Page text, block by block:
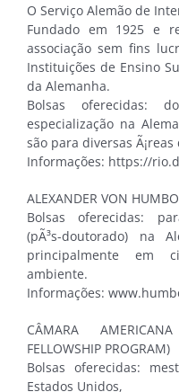
O Serviço Alemão de
Fundado em 1925 e
associação sem fins
Instituições de Ensino
da Alemanha.
Bolsas oferecidas:
especialização na
são para diversas
Informações: https://
ALEXANDER VON
Bolsas oferecidas:
(pÃ³s-doutorado) na
principalmente em
ambiente.
Informações:
CÂMARA
FELLOWSHIP PROGRAM)
Bolsas oferecidas:
Estados Unidos,